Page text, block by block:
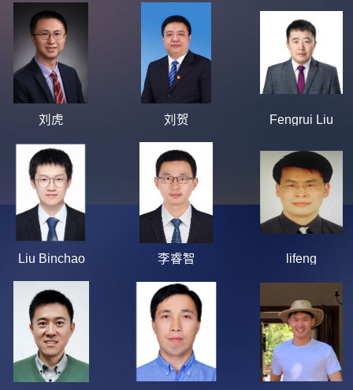
刘虎 刘贺 Fengrui Liu
Liu Binchao 李睿智 lifeng